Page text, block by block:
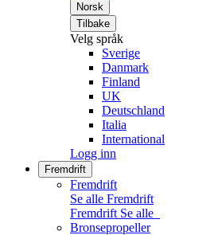
Norsk
Tilbake
Velg språk
Sverige
Danmark
Finland
UK
Deutschland
Italia
International
Logg inn
Fremdrift
Fremdrift
Se alle Fremdrift
Fremdrift Se alle
Bronsepropeller